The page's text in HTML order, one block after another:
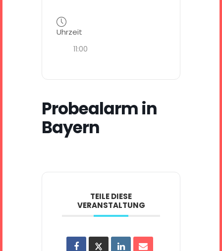
Uhrzeit
11:00
Probealarm in
Bayern
TEILE DIESE
VERANSTALTUNG